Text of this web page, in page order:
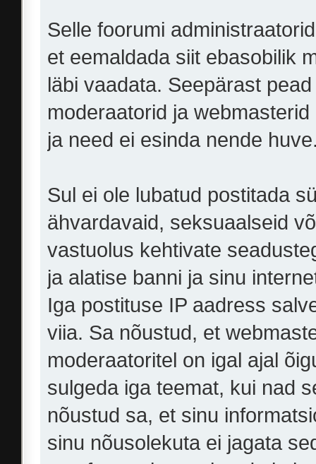
Selle foorumi
et eemaldada siit ebasobilik
läbi vaadata. Seepärast
moderaatorid ja
ja need ei esinda nende
Sul ei ole lubatud postitada
ähvardavaid, seksuaalseid
vastuolus kehtivate
ja alatise banni ja sinu
Iga postituse IP aadress
viia. Sa nõustud, et
moderaatoritel on igal ajal
sulgeda iga teemat, kui nad
nõustud sa, et sinu
sinu nõusolekuta ei jagata